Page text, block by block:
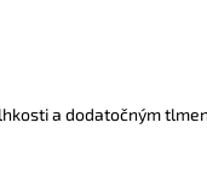
a dodatočným